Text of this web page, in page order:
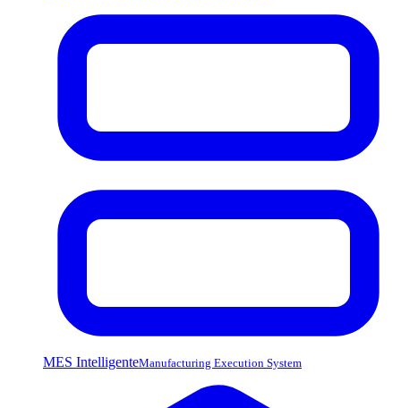
MES IntelligenteManufacturing Execution System